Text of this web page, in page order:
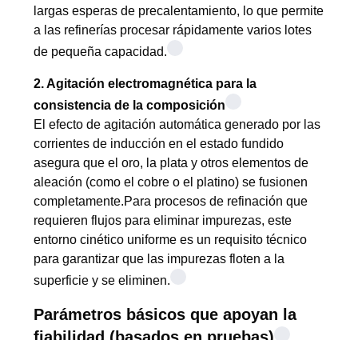
largas esperas de precalentamiento, lo que permite
a las refinerías procesar rápidamente varios lotes
de pequeña capacidad.
2. Agitación electromagnética para la
consistencia de la composición
El efecto de agitación automática generado por las
corrientes de inducción en el estado fundido
asegura que el oro, la plata y otros elementos de
aleación (como el cobre o el platino) se fusionen
completamente.Para procesos de refinación que
requieren flujos para eliminar impurezas, este
entorno cinético uniforme es un requisito técnico
para garantizar que las impurezas floten a la
superficie y se eliminen.
Parámetros básicos que apoyan la